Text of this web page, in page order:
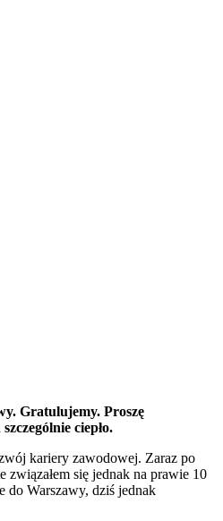
Gratulujemy. Proszę
ciepło.
kariery zawodowej. Zaraz po
związałem się jednak na prawie 10
do Warszawy, dziś jednak